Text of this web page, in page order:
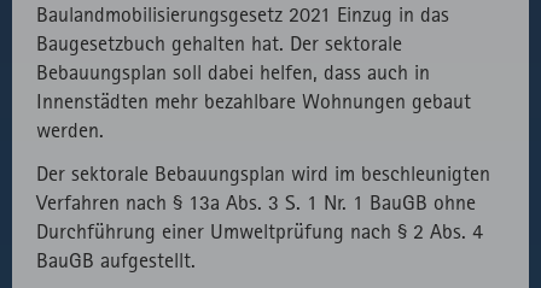
Baulandmobilisierungsgesetz 2021 Einzug in das
Baugesetzbuch gehalten hat. Der sektorale
Bebauungsplan soll dabei helfen, dass auch in
Innenstädten mehr bezahlbare Wohnungen gebaut
werden.
Der sektorale Bebauungsplan wird im beschleunigten
Verfahren nach § 13a Abs. 3 S. 1 Nr. 1 BauGB ohne
Durchführung einer Umweltprüfung nach § 2 Abs. 4
BauGB aufgestellt.